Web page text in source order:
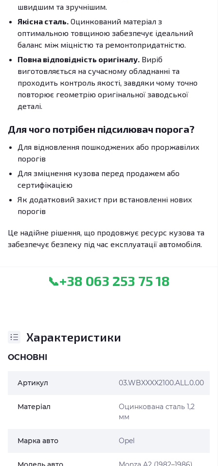
швидшим та зручнішим.
Якісна сталь. Оцинкований матеріал з
оптимальною товщиною забезпечує ідеальний
баланс між міцністю та ремонтопридатністю.
Повна відповідність оригіналу. Виріб
виготовляється на сучасному обладнанні та
проходить контроль якості, завдяки чому точно
повторює геометрію оригінальної заводської
деталі.
Для чого потрібен підсилювач порога?
Для відновлення пошкоджених або проржавілих
порогів
Для зміцнення кузова перед продажем або
сертифікацією
Як додатковий захист при встановленні нових
порогів
Це надійне рішення, що продовжує ресурс кузова та
забезпечує безпеку під час експлуатації автомобіля.
📞+38 063 253 75 18
Характеристики
ОСНОВНІ
Артикул 03.WBXXXX2100.ALL.0.00
Матеріал
Оцинкована сталь 1,2
мм
Марка авто Opel